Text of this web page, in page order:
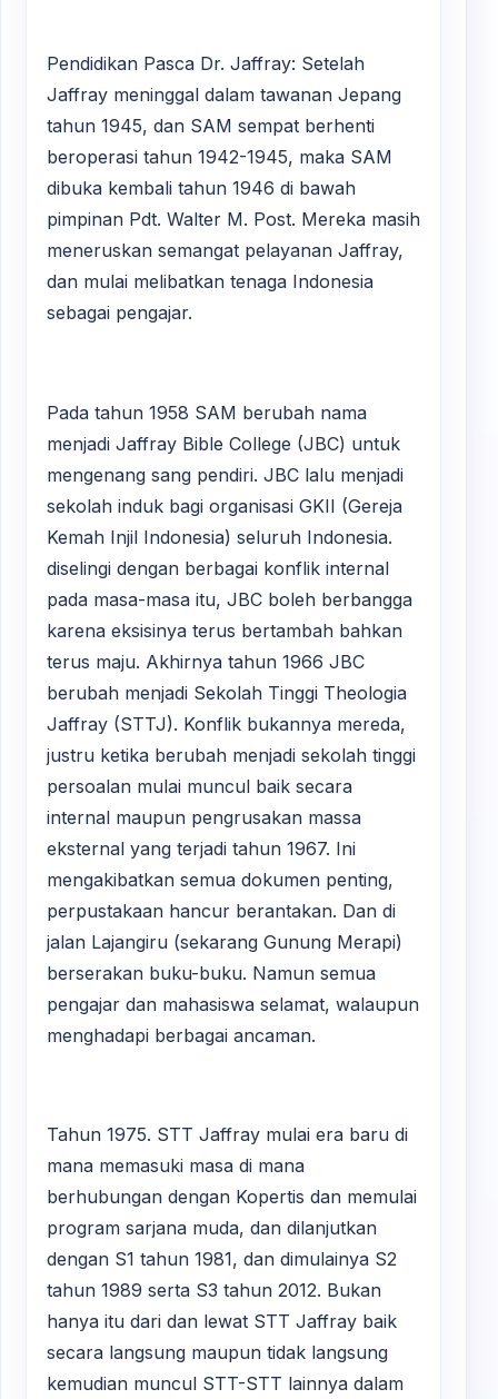
Pendidikan Pasca Dr. Jaffray: Setelah
Jaffray meninggal dalam tawanan Jepang
tahun 1945, dan SAM sempat berhenti
beroperasi tahun 1942-1945, maka SAM
dibuka kembali tahun 1946 di bawah
pimpinan Pdt. Walter M. Post. Mereka masih
meneruskan semangat pelayanan Jaffray,
dan mulai melibatkan tenaga Indonesia
sebagai pengajar.
Pada tahun 1958 SAM berubah nama
menjadi Jaffray Bible College (JBC) untuk
mengenang sang pendiri. JBC lalu menjadi
sekolah induk bagi organisasi GKII (Gereja
Kemah Injil Indonesia) seluruh Indonesia.
diselingi dengan berbagai konflik internal
pada masa-masa itu, JBC boleh berbangga
karena eksisinya terus bertambah bahkan
terus maju. Akhirnya tahun 1966 JBC
berubah menjadi Sekolah Tinggi Theologia
Jaffray (STTJ). Konflik bukannya mereda,
justru ketika berubah menjadi sekolah tinggi
persoalan mulai muncul baik secara
internal maupun pengrusakan massa
eksternal yang terjadi tahun 1967. Ini
mengakibatkan semua dokumen penting,
perpustakaan hancur berantakan. Dan di
jalan Lajangiru (sekarang Gunung Merapi)
berserakan buku-buku. Namun semua
pengajar dan mahasiswa selamat, walaupun
menghadapi berbagai ancaman.
Tahun 1975. STT Jaffray mulai era baru di
mana memasuki masa di mana
berhubungan dengan Kopertis dan memulai
program sarjana muda, dan dilanjutkan
dengan S1 tahun 1981, dan dimulainya S2
tahun 1989 serta S3 tahun 2012. Bukan
hanya itu dari dan lewat STT Jaffray baik
secara langsung maupun tidak langsung
kemudian muncul STT-STT lainnya dalam